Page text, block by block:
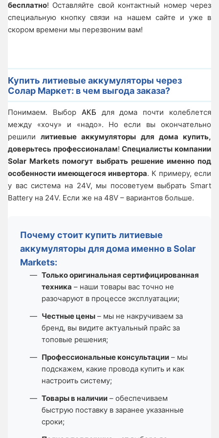
бесплатно! Оставляйте свой контактный номер через
специальную кнопку связи на нашем сайте и уже в
скором времени мы перезвоним вам!
Купить литиевые аккумуляторы через
Солар Маркет: в чем выгода заказа?
Понимаем. Выбор АКБ для дома почти колеблется
между «хочу» и «надо». Но если вы окончательно
решилилитиевые аккумуляторы для дома купить,
доверьтесь профессионалам!Специалисты компании
Solar Markets помогут выбрать решение именно под
особенности имеющегося инвертора. К примеру, если
у вас система на 24V, мы посоветуем выбрать Smart
Battery на 24V. Если же на 48V – вариантов больше.
Почему стоит купить литиевые
аккумуляторы для дома именно в Solar
Markets:
Только оригинальная сертифицированная
техника – наши товары вас точно не
разочаруют в процессе эксплуатации;
Честные цены – мы не накручиваем за
бренд, вы видите актуальный прайс за
топовые решения;
Профессиональные консультации – мы
подскажем, какие провода купить и как
настроить систему;
Товары в наличии – обеспечиваем
быструю поставку в заранее указанные
сроки;